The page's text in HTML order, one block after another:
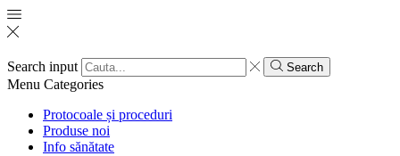
Search input Search
Menu Categories
Protocoale și proceduri
Produse noi
Info sănătate